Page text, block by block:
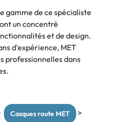
gamme de ce spécialiste
un concentré
et de design.
d'expérience, MET
professionnelles dans
Casques route MET >